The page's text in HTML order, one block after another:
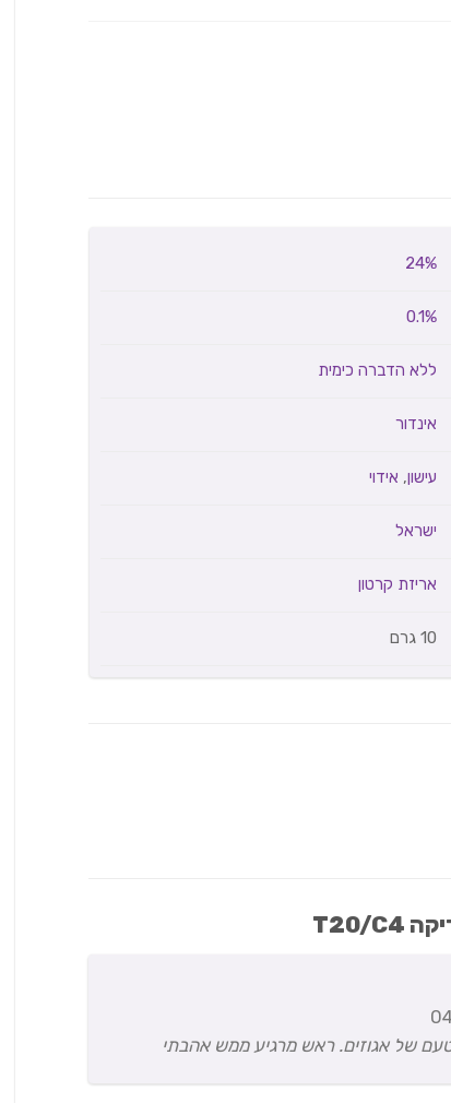
24%
0.1%
ללא הדברה כימית
אינדור
עישון, אידוי
ישראל
אריזת קרטון
10 גרם
טעם של אגוזים. ראש מרגיע ממש אהבתי